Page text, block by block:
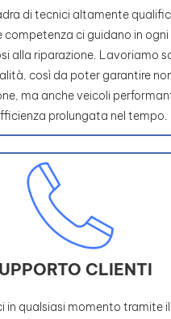
di tecnici altamente
ci guidano in ogni
alla riparazione. Lavoriamo
così da poter garantire
ma anche veicoli
prolungata nel tempo.
CLIENTI
qualsiasi momento tramite